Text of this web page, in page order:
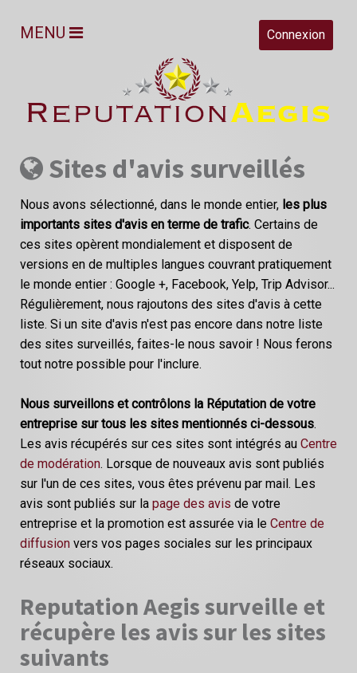
Connexion
MENU
Sites d'avis surveillés
Nous avons sélectionné, dans le monde entier, les plus
importants sites d'avis en terme de trafic. Certains de
ces sites opèrent mondialement et disposent de
versions en de multiples langues couvrant pratiquement
le monde entier : Google +, Facebook, Yelp, Trip Advisor...
Régulièrement, nous rajoutons des sites d'avis à cette
liste. Si un site d'avis n'est pas encore dans notre liste
des sites surveillés, faites-le nous savoir ! Nous ferons
tout notre possible pour l'inclure.
Nous surveillons et contrôlons la Réputation de votre
entreprise sur tous les sites mentionnés ci-dessous.
Les avis récupérés sur ces sites sont intégrés au Centre
de modération. Lorsque de nouveaux avis sont publiés
sur l'un de ces sites, vous êtes prévenu par mail. Les
avis sont publiés sur la page des avis de votre
entreprise et la promotion est assurée via le Centre de
diffusion vers vos pages sociales sur les principaux
réseaux sociaux.
Reputation Aegis surveille et
récupère les avis sur les sites
suivants